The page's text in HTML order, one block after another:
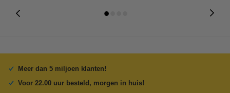
Meer dan 5 miljoen klanten!
Voor 22.00 uur besteld, morgen in huis!